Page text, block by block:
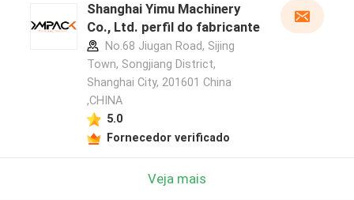
Shanghai Yimu Machinery
Co., Ltd. perfil do fabricante
No.68 Jiugan Road, Sijing
Town, Songjiang District,
Shanghai City, 201601 China
,CHINA
5.0
Fornecedor verificado
Veja mais